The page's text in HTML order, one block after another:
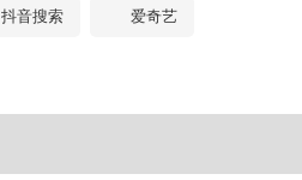
抖音搜索 爱奇艺